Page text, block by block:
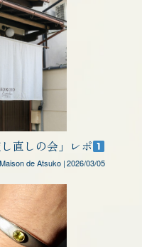
直しの会」レポ
Maison de Atsuko |2026/03/05